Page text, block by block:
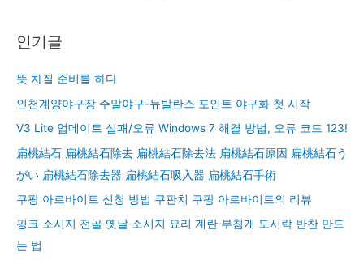
인기글
뜻 차질 준비를 하다
인천계양야구장 주말야구-뉴발란스 포인트 야구화 첫 시작
V3 Lite 업데이트 실패/오류 Windows 7 해결 방법, 오류 코드 123!
扁桃結石 扁桃結石除去 扁桃結石除去法 扁桃結石原因 扁桃結石う
がい 扁桃結石除去器 扁桃結石吸入器 扁桃結石手術
쿠팡 아르바이트 신청 방법 쿠판치 쿠팡 아르바이트의 리뷰
핑크 소시지 전골 옛날 소시지 요리 계란 부침개 도시락 반찬 만드
는 법